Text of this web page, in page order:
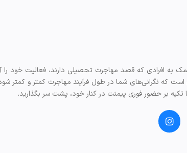
به افرادی که قصد مهاجرت تحصیلی دارند، فعالیت خود را
که نگرانی‌های شما در طول فرآیند مهاجرت کمتر و کمتر شود
تکیه بر حضور فوری پیمنت در کنار خود، پشت سر بگذارید.